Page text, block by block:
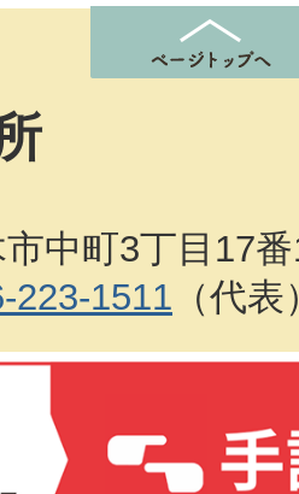
中町3丁目17
223-1511 （代表